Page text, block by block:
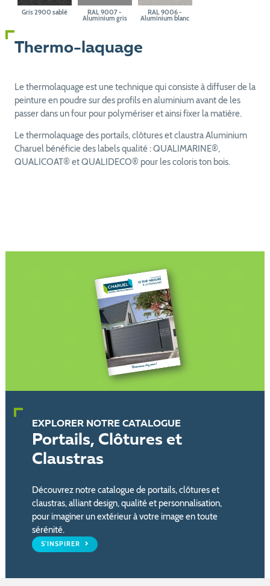
Gris 2900 sablé RAL 9007 -
Aluminium gris
RAL 9006 -
Aluminium blanc
Thermo-laquage
Le thermolaquage est une technique qui consiste à diffuser de la
peinture en poudre sur des profils en aluminium avant de les
passer dans un four pour polymériser et ainsi fixer la matière.
Le thermolaquage des portails, clôtures et claustra Aluminium
Charuel bénéficie des labels qualité : QUALIMARINE®,
QUALICOAT® et QUALIDECO® pour les coloris ton bois.
EXPLORER NOTRE CATALOGUE
Portails, Clôtures et
Claustras
Découvrez notre catalogue de portails, clôtures et
claustras, alliant design, qualité et personnalisation,
pour imaginer un extérieur à votre image en toute
sérénité.
S'INSPIRER